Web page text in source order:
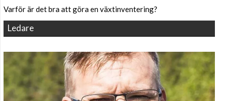
Varför är det bra att göra en växtinventering?
Ledare